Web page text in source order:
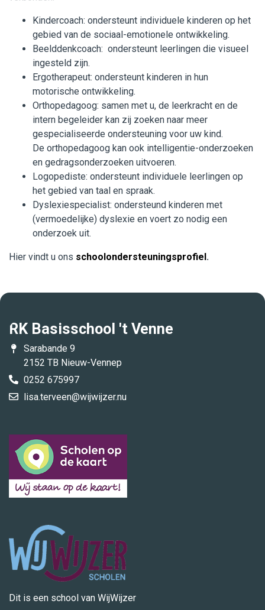
Kindercoach: ondersteunt individuele kinderen op het
gebied van de sociaal-emotionele ontwikkeling.
Beelddenkcoach: ondersteunt leerlingen die visueel
ingesteld zijn.
Ergotherapeut: ondersteunt kinderen in hun
motorische ontwikkeling.
Orthopedagoog: samen met u, de leerkracht en de
intern begeleider kan zij zoeken naar meer
gespecialiseerde ondersteuning voor uw kind.
De orthopedagoog kan ook intelligentie-onderzoeken
en gedragsonderzoeken uitvoeren.
Logopediste: ondersteunt individuele leerlingen op
het gebied van taal en spraak.
Dyslexiespecialist: ondersteund kinderen met
(vermoedelijke) dyslexie en voert zo nodig een
onderzoek uit.
Hier vindt u ons schoolondersteuningsprofiel.
RK Basisschool 't Venne
Sarabande 9
2152 TB Nieuw-Vennep
0252 675997
lisa.terveen@wijwijzer.nu
Dit is een school van WijWijzer